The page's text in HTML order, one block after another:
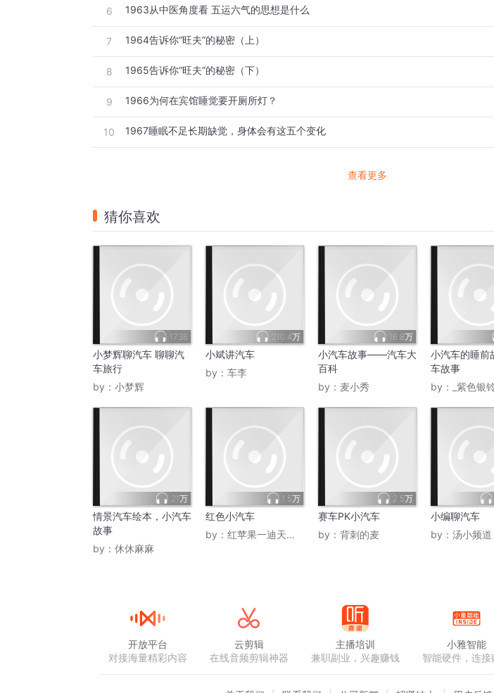
6 1963从中医角度看 五运六气的思想是什么
7 1964告诉你“旺夫”的秘密（上）
8 1965告诉你“旺夫”的秘密（下）
9 1966为何在宾馆睡觉要开厕所灯？
10 1967睡眠不足长期缺觉，身体会有这五个变化
查看更多
猜你喜欢
1736
小梦辉聊汽车 聊聊汽
车旅行
by： 小梦辉
210.4万
小斌讲汽车
by： 车李
16.8万
小汽车故事——汽车大
百科
by： 麦小秀
小汽车的睡前
车故事
by：
_紫色银铃
21万
情景汽车绘本，小汽车
故事
by： 休休麻麻
1.5万
红色小汽车
by： 红苹果一迪天歌幼儿园
2.5万
赛车PK小汽车
by： 背刺的麦
小编聊汽车
by： 汤小频道
开放平台
对接海量精彩内容
云剪辑
在线音频剪辑神器
主播培训
兼职副业，兴趣赚钱
小雅智能
智能硬件，连接